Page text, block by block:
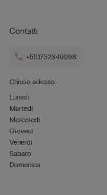
Contatti
+551732349998
Chiuso adesso
Lunedì
Martedì
Mercoledì
Giovedì
Venerdì
Sabato
Domenica